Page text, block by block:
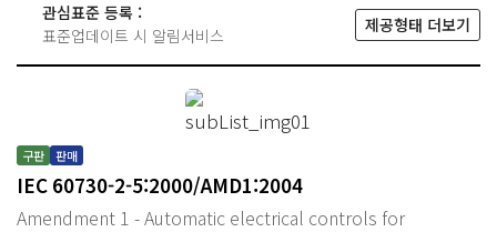
관심표준 등록 :
표준업데이트 시 알림서비스
제공형태 더보기
구판 판매
IEC 60730-2-5:2000/AMD1:2004
Amendment 1 - Automatic electrical controls for